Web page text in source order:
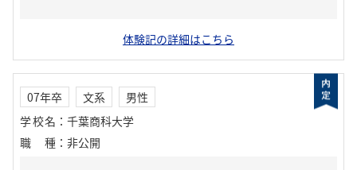
体験記の詳細はこちら
07年卒 文系
男性
学校名 ： 千葉商科大学
職種 ： 非公開